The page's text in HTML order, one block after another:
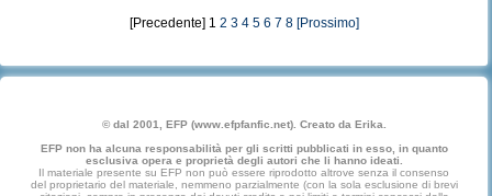
[Precedente] 1 2 3 4 5 6 7 8 [Prossimo]
© dal 2001, EFP (www.efpfanfic.net). Creato da Erika.
EFP non ha alcuna responsabilità per gli scritti pubblicati in esso, in quanto
esclusiva opera e proprietà degli autori che li hanno ideati.
Il materiale presente su EFP non può essere riprodotto altrove senza il consenso
del proprietario del materiale, nemmeno parzialmente (con la sola esclusione di brevi